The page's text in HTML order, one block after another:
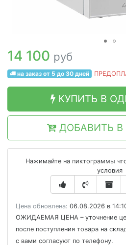
14 100 руб
на заказ от 5 до 30 дней
КУПИТЬ В
ДОБАВИТЬ В
Нажимайте на пиктограммы
условия
Цена обновлена: 06.08.2026 в
ОЖИДАЕМАЯ ЦЕНА – уточнение
после поступления товара на
с вами согласуют по телефону.